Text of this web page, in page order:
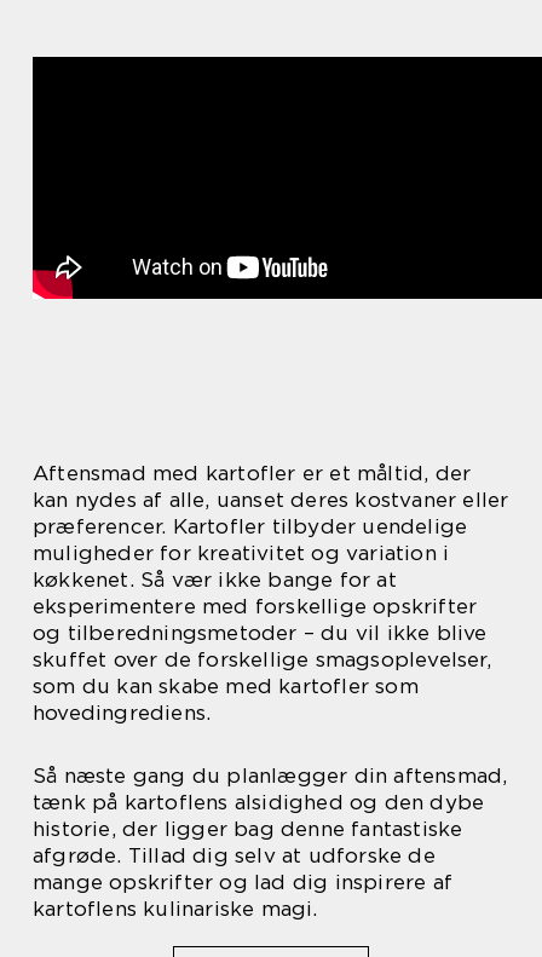
Aftensmad med kartofler er et måltid, der
kan nydes af alle, uanset deres kostvaner eller
præferencer. Kartofler tilbyder uendelige
muligheder for kreativitet og variation i
køkkenet. Så vær ikke bange for at
eksperimentere med forskellige opskrifter
og tilberedningsmetoder – du vil ikke blive
skuffet over de forskellige smagsoplevelser,
som du kan skabe med kartofler som
hovedingrediens.
Så næste gang du planlægger din aftensmad,
tænk på kartoflens alsidighed og den dybe
historie, der ligger bag denne fantastiske
afgrøde. Tillad dig selv at udforske de
mange opskrifter og lad dig inspirere af
kartoflens kulinariske magi.